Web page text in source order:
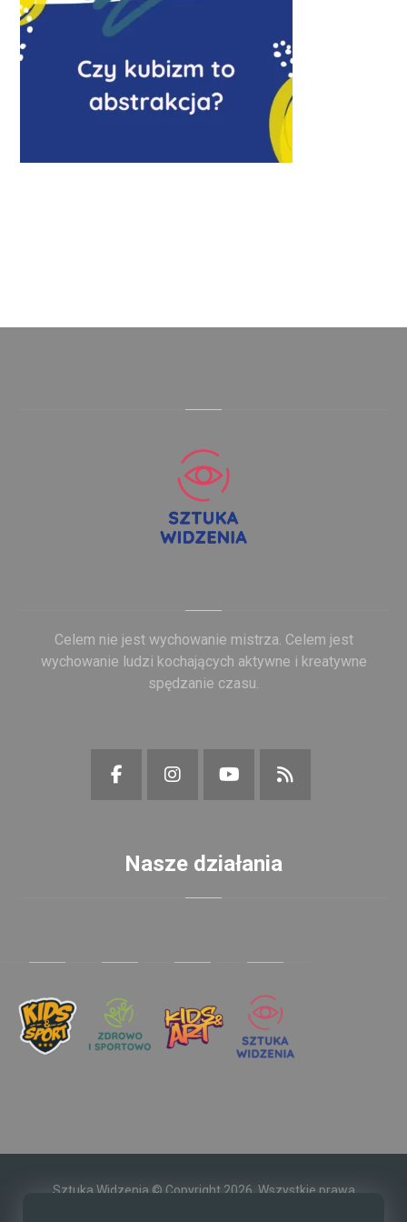
Celem nie jest wychowanie mistrza. Celem jest
wychowanie ludzi kochających aktywne i kreatywne
spędzanie czasu.
Nasze działania
Sztuka Widzenia © Copyright 2026. Wszystkie prawa